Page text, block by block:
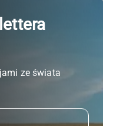
ze świata